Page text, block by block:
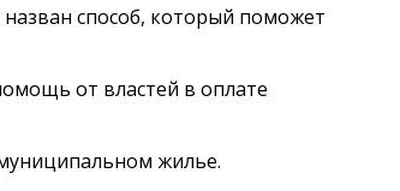
способ, который поможет
от властей в оплате
жилье.